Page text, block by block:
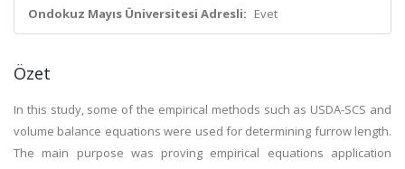
Ondokuz Mayıs Üniversitesi Adresli: Evet
Özet
In this study, some of the empirical methods such as USDA-SCS and
volume balance equations were used for determining furrow length.
The main purpose was proving empirical equations application